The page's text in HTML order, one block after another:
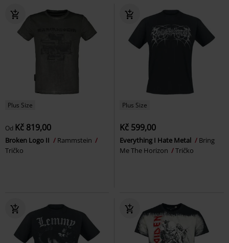
Plus Size
Od Kč 819,00
Broken Logo II
Rammstein
Tričko
Plus Size
Kč 599,00
Everything I Hate Metal
Bring
Me The Horizon
Tričko